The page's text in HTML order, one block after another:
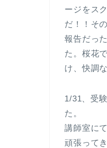
ージをス
だ！！そ
報告だっ
た。桜花
け、快調
1/31、受
た。
講師室に
頑張って